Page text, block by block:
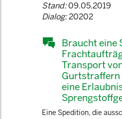
Stand:09.05.2019
Dialog:20202
Braucht eine
Transport
eine
Eine Spedition, die